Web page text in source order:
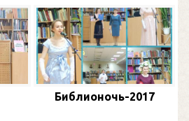
Библионочь-2017